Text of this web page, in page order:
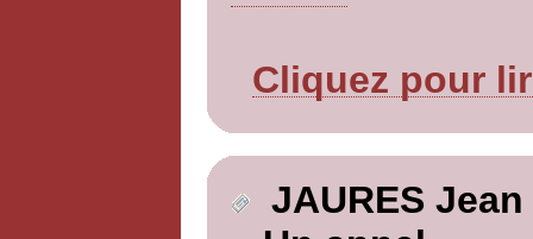
Cliquez pour
JAURES Jean